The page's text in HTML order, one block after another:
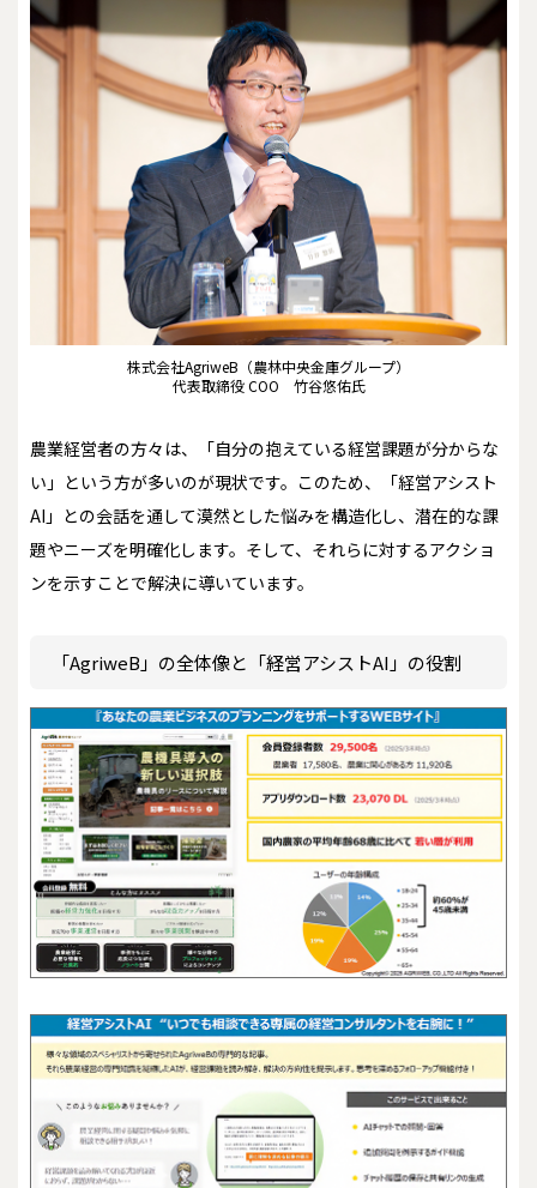
株式会社AgriweB（農林中央金庫グループ）
代表取締役 COO 竹谷悠佑氏
農業経営者の方々は、「自分の抱えている経営課題が分からな
い」という方が多いのが現状です。このため、「経営アシスト
AI」との会話を通して漠然とした悩みを構造化し、潜在的な課
題やニーズを明確化します。そして、それらに対するアクショ
ンを示すことで解決に導いています。
「AgriweB」の全体像と「経営アシストAI」の役割